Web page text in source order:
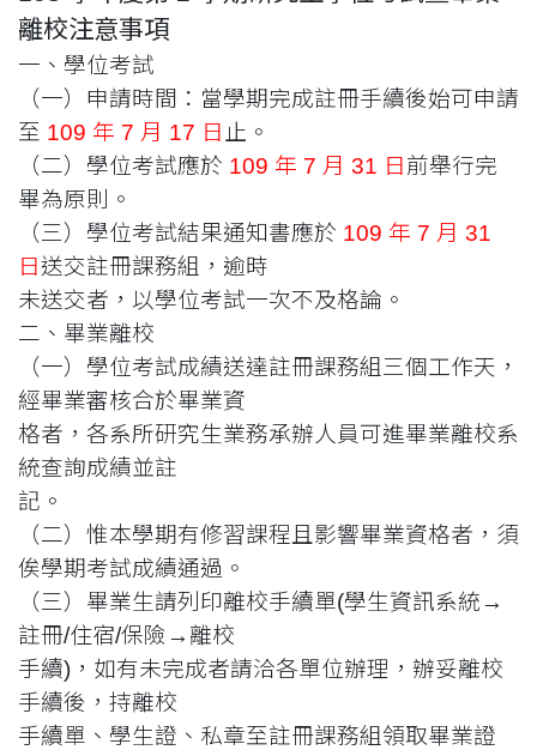
離校注意事項
一、學位考試
（一）申請時間：當學期完成註冊手續後始可申請
至 109 年 7 月 17 日 止。
（二）學位考試應於 109 年 7 月 31 日前舉行完
畢為原則。
（三）學位考試結果通知書應於 109 年 7 月 31
日送交註冊課務組，逾時
未送交者，以學位考試一次不及格論。
二、畢業離校
（一）學位考試成績送達註冊課務組三個工作天，
經畢業審核合於畢業資
格者，各系所研究生業務承辦人員可進畢業離校系
統查詢成績並註
記。
（二）惟本學期有修習課程且影響畢業資格者，須
俟學期考試成績通過。
（三）畢業生請列印離校手續單(學生資訊系統→
註冊/住宿/保險→離校
手續)，如有未完成者請洽各單位辦理，辦妥離校
手續後，持離校
手續單、學生證、私章至註冊課務組領取畢業證